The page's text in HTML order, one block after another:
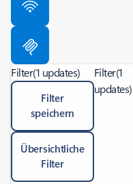
Filter(1 updates)
Filter
speichern
Übersichtliche
Filter
Filter(1
updates)